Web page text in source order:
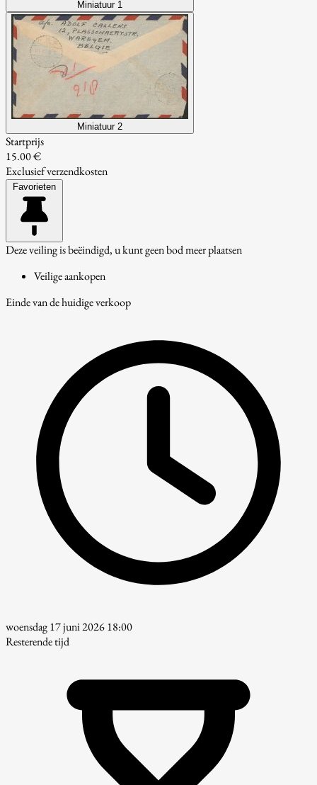
Miniatuur 1
Miniatuur 2
Startprijs
15.00 €
Exclusief verzendkosten
Favorieten
Deze veiling is beëindigd, u kunt geen bod meer plaatsen
Veilige aankopen
Einde van de huidige verkoop
woensdag 17 juni 2026 18:00
Resterende tijd